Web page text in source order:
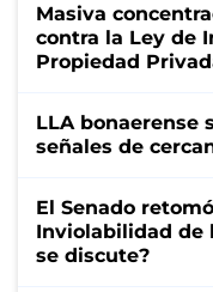
Masiva
contra la Ley de
Propiedad
LLA bonaerense
señales de
El Senado
Inviolabilidad de
se discute?